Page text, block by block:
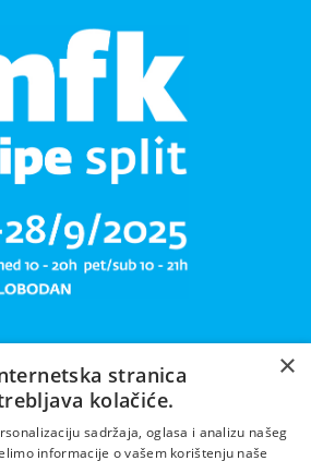
mrižu svoju!
×
stranica
kolačiće.
sadržaja, oglasa i analizu našeg
informacije o vašem korištenju naše